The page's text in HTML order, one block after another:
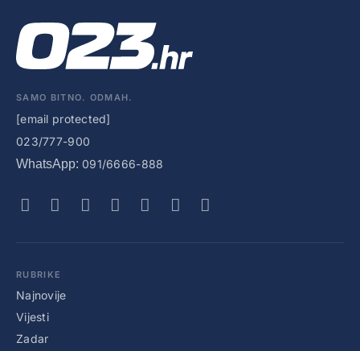
SAMO BITNO. ODMAH.
[email protected]
023/777-900
WhatsApp: 091/6666-888
RUBRIKE
Najnovije
Vijesti
Zadar